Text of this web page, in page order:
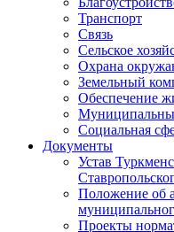
Транспорт
Связь
Сельское
Охрана
Земельный
Обеспечение
Социальная
Документы
Устав
Положение об
Проекты